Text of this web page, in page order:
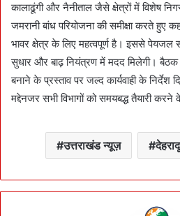
कालाढूंगी और नैनीताल जैसे क्षेत्रों में विशेष
जमरानी बांध परियोजना की समीक्षा करते हुए
भावर क्षेत्र के लिए महत्वपूर्ण है। इससे
सुधार और बाढ़ नियंत्रण में मदद मिलेगी। बैठक
बनाने के प्रस्ताव पर जल्द कार्यवाही के
मद्देनजर सभी विभागों को समयबद्ध तैयारी करने
उत्तराखंड न्यूज़